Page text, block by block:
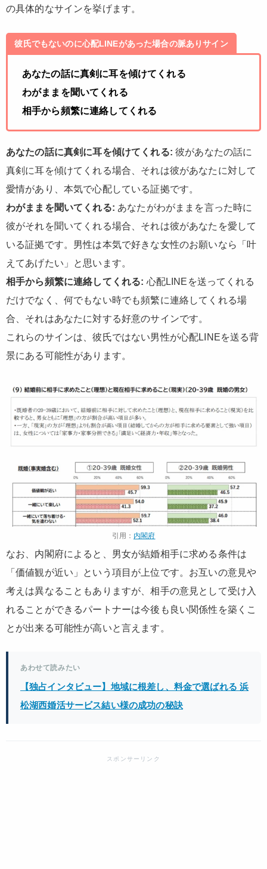
の具体的なサインを挙げます。
彼氏でもないのに心配LINEがあった場合の脈ありサイン
あなたの話に真剣に耳を傾けてくれる
わがままを聞いてくれる
相手から頻繁に連絡してくれる
あなたの話に真剣に耳を傾けてくれる: 彼があなたの話に
真剣に耳を傾けてくれる場合、それは彼があなたに対して
愛情があり、本気で心配している証拠です。
わがままを聞いてくれる: あなたがわがままを言った時に
彼がそれを聞いてくれる場合、それは彼があなたを愛して
いる証拠です。男性は本気で好きな女性のお願いなら「叶
えてあげたい」と思います。
相手から頻繁に連絡してくれる: 心配LINEを送ってくれる
だけでなく、何でもない時でも頻繁に連絡してくれる場
合、それはあなたに対する好意のサインです。
これらのサインは、彼氏ではない男性が心配LINEを送る背
景にある可能性があります。
引用： 内閣府
なお、内閣府によると、男女が結婚相手に求める条件は
「価値観が近い」という項目が上位です。お互いの意見や
考えは異なることもありますが、相手の意見として受け入
れることができるパートナーは今後も良い関係性を築くこ
とが出来る可能性が高いと言えます。
あわせて読みたい
【独占インタビュー】地域に根差し、料金で選ばれる 浜
松湖西婚活サービス結い様の成功の秘訣